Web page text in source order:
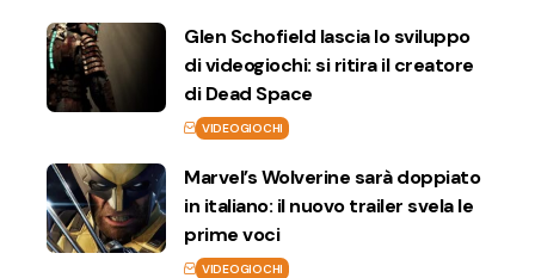
Glen Schofield lascia lo sviluppo
di videogiochi: si ritira il creatore
di Dead Space
VIDEOGIOCHI
Marvel’s Wolverine sarà doppiato
in italiano: il nuovo trailer svela le
prime voci
VIDEOGIOCHI